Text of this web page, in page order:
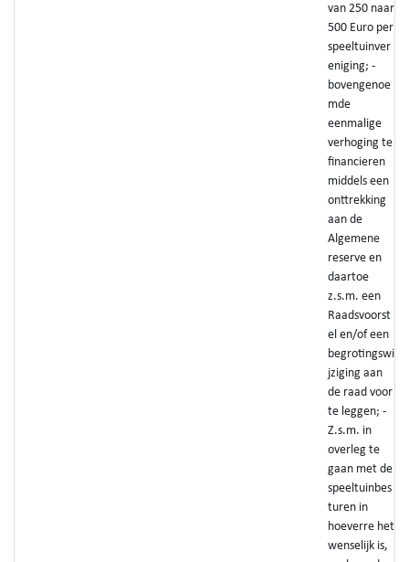
van 250 naar
500 Euro per
speeltuinver
eniging; -
bovengenoe
mde
eenmalige
verhoging te
financieren
middels een
onttrekking
aan de
Algemene
reserve en
daartoe
z.s.m. een
Raadsvoorst
el en/of een
begrotingswi
jziging aan
de raad voor
te leggen; -
Z.s.m. in
overleg te
gaan met de
speeltuinbes
turen in
hoeverre het
wenselijk is,